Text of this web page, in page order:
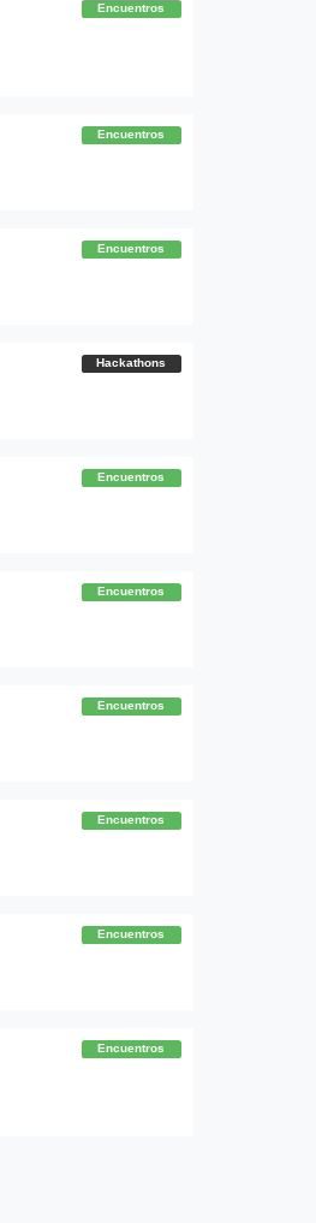
Encuentros
Encuentros
Encuentros
Hackathons
Encuentros
Encuentros
Encuentros
Encuentros
Encuentros
Encuentros